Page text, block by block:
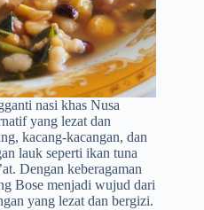
nasi khas Nusa
yang lezat dan
kacang-kacangan, dan
lauk seperti ikan tuna
Dengan keberagaman
Bose menjadi wujud dari
yang lezat dan bergizi.